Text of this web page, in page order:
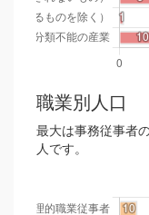
職業別人口
最大は事務従事者
人です。